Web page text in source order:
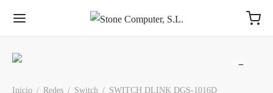
Inicio / Redes / Switch / SWITCH DLINK DGS-1016D